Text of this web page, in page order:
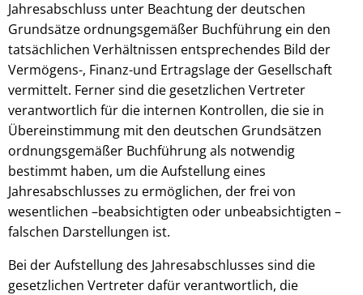
Jahresabschluss unter Beachtung der deutschen
Grundsätze ordnungsgemäßer Buchführung ein den
tatsächlichen Verhältnissen entsprechendes Bild der
Vermögens-, Finanz-und Ertragslage der Gesellschaft
vermittelt. Ferner sind die gesetzlichen Vertreter
verantwortlich für die internen Kontrollen, die sie in
Übereinstimmung mit den deutschen Grundsätzen
ordnungsgemäßer Buchführung als notwendig
bestimmt haben, um die Aufstellung eines
Jahresabschlusses zu ermöglichen, der frei von
wesentlichen –beabsichtigten oder unbeabsichtigten –
falschen Darstellungen ist.
Bei der Aufstellung des Jahresabschlusses sind die
gesetzlichen Vertreter dafür verantwortlich, die